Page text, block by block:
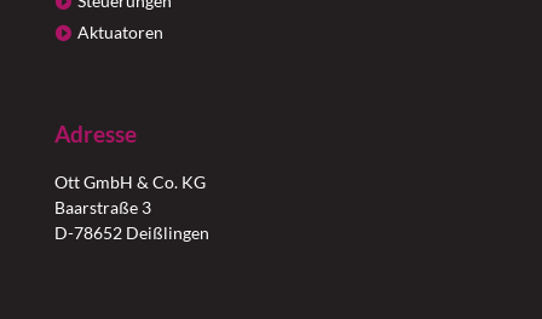
Aktuatoren
Adresse
Ott GmbH & Co. KG
Baarstraße 3
D-78652 Deißlingen